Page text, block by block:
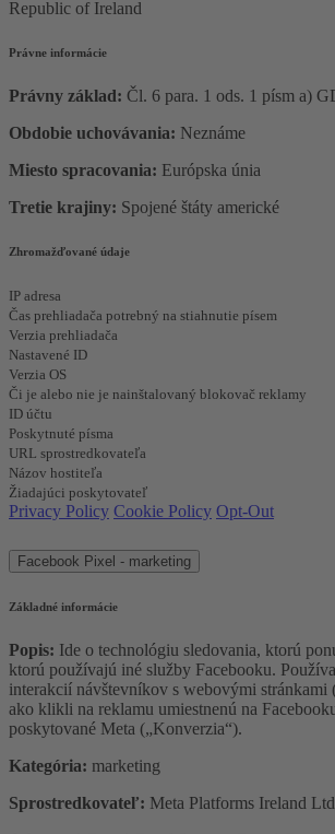
Republic of Ireland
Právne informácie
Právny základ: Čl. 6 para. 1 ods. 1 písm a)
Obdobie uchovávania: Neznáme
Miesto spracovania: Európska únia
Tretie krajiny: Spojené štáty americké
Zhromažďované údaje
IP adresa
Čas prehliadača potrebný na stiahnutie písem
Verzia prehliadača
Nastavené ID
Verzia OS
Či je alebo nie je nainštalovaný blokovač reklamy
ID účtu
Poskytnuté písma
URL sprostredkovateľa
Názov hostiteľa
Žiadajúci poskytovateľ
Privacy Policy Cookie Policy Opt-Out
Facebook Pixel - marketing
Základné informácie
Popis: Ide o technológiu sledovania, ktorú
ktorú používajú iné služby Facebooku.
interakcií návštevníkov s webovými stránkami
ako klikli na reklamu umiestnenú na
poskytované Meta („Konverzia“).
Kategória: marketing
Sprostredkovateľ: Meta Platforms Ireland